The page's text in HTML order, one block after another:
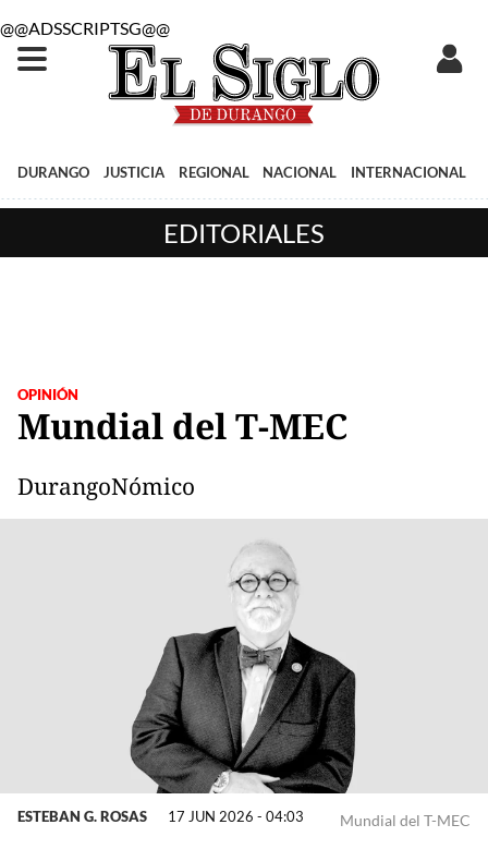
@@ADSSCRIPTSG@@
DURANGO JUSTICIA REGIONAL NACIONAL INTERNACIONAL
EDITORIALES
OPINIÓN
Mundial del T-MEC
DurangoNómico
Mundial del T-MEC
ESTEBAN G. ROSAS 17 JUN 2026 - 04:03